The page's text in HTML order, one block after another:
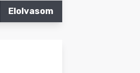
Elolvasom